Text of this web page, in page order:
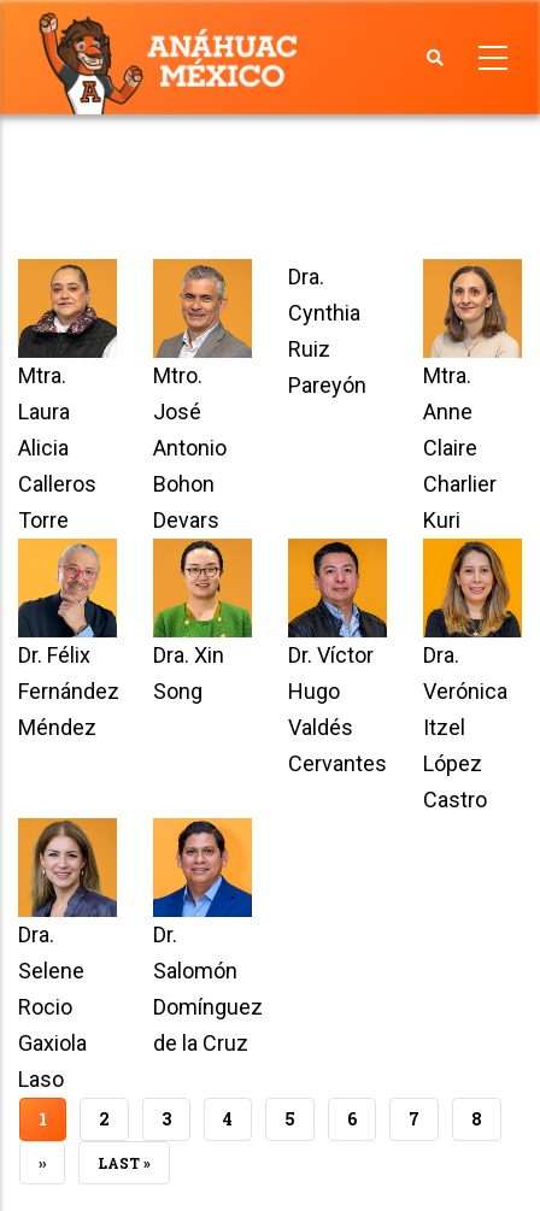
Skip
content
Facultad
Mtra.
Laura
Alicia
Calleros
Torre
Mtro.
José
Antonio
Bohon
Devars
Dra.
Cynthia
Ruiz
Pareyón
Mtra.
Anne
Claire
Charlier
Kuri
Dr. Félix
Fernández
Méndez
Dra. Xin
Song
Dr. Víctor
Hugo
Valdés
Cervantes
Dra.
Verónica
Itzel
López
Castro
Dra.
Selene
Rocio
Gaxiola
Laso
Dr.
Salomón
Domínguez
de la Cruz
CURRENT
PAGE
1 PAGE
2 PAGE
3 PAGE
4 PAGE
5 PAGE
6 PAGE
7 PAGE
8
NEXT
›› LAST
LAST »